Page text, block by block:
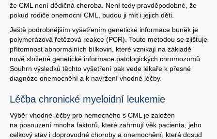
že CML není dědičná choroba. Není tedy pravděpodobné, že
pokud rodiče onemocní CML, budou ji mít i jejich děti.
Ještě podrobnějším vyšetřením genetické informace buněk je
polymerázová řetězová reakce (PCR). Touto metodou se zjišťuje
přítomnost abnormálních bílkovin, které vznikají na základě
nově složené genetické informace patologických chromozomů.
Souhrn výsledků těchto vyšetření pak vede lékaře k přesné
diagnóze onemocnění a k navržení vhodné léčby.
Léčba chronické myeloidní leukemie
Výběr vhodné léčby pro nemocného s CML je založen
na posouzení mnoha faktorů, které zahrnují věk pacienta, jeho
celkový stav i doprovodné choroby a onemocnění, která dosud